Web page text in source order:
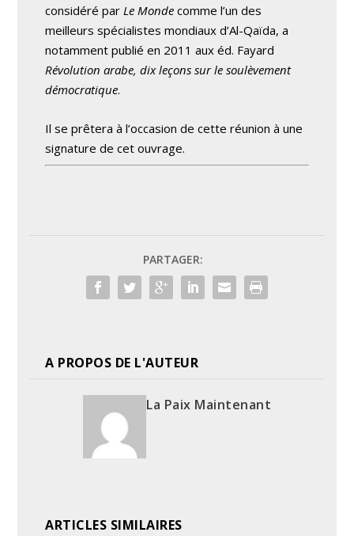
considéré parLe Monde comme l’un des
meilleurs spécialistes mondiaux d’Al-Qaïda, a
notamment publié en 2011 aux éd. Fayard
Révolution arabe, dix leçons sur le soulèvement
démocratique.
Il se prêtera à l’occasion de cette réunion à une
signature de cet ouvrage.
PARTAGER:
A PROPOS DE L'AUTEUR
La Paix Maintenant
ARTICLES SIMILAIRES